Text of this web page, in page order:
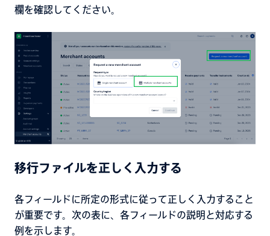
欄を確認してください。
移行ファイルを正しく入力する
各フィールドに所定の形式に従って正しく入力すること
が重要です。次の表に、各フィールドの説明と対応する
例を示します。